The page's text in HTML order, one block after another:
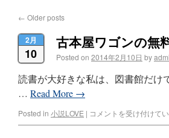
← Older posts
2月
10
古本屋ワゴンの無
Posted on 2014年2月10日 by
読書が大好きな私は、図書館だけ
… Read More →
Posted in 小説LOVE | コメントを受け付けて